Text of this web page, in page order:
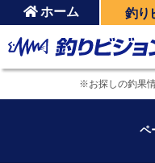
ホーム 釣り
※お探しの釣果
ペ